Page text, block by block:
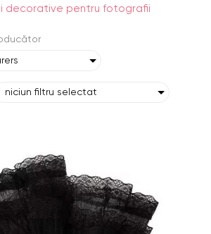
decorative pentru fotografii
niciun filtru selectat